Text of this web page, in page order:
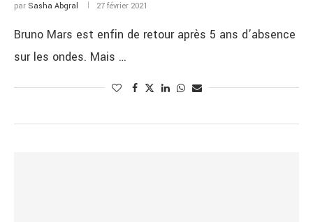
par Sasha Abgral 27 février 2021
Bruno Mars est enfin de retour après 5 ans d’absence
sur les ondes. Mais …